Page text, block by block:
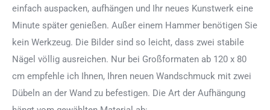
einfach auspacken, aufhängen und Ihr neues Kunstwerk eine
Minute später genießen. Außer einem Hammer benötigen Sie
kein Werkzeug. Die Bilder sind so leicht, dass zwei stabile
Nägel völlig ausreichen. Nur bei Großformaten ab 120 x 80
cm empfehle ich Ihnen, Ihren neuen Wandschmuck mit zwei
Dübeln an der Wand zu befestigen. Die Art der Aufhängung